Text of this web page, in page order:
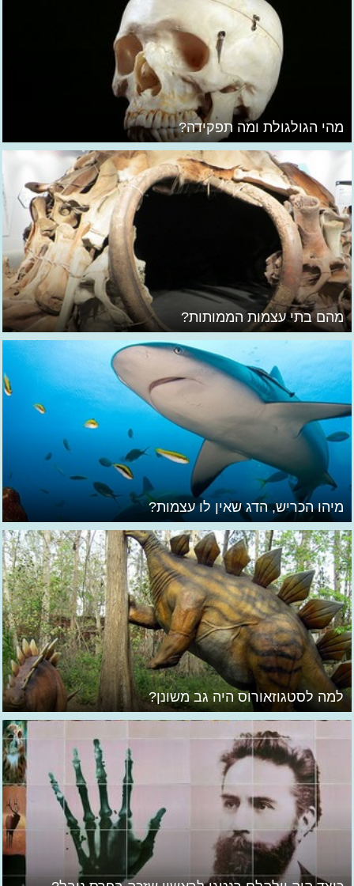
מהי הגולגולת ומה תפקידה?
מהם בתי עצמות הממותות?
מיהו הכריש, הדג שאין לו עצמות?
למה לסטגוזאורוס היה גב משונן?